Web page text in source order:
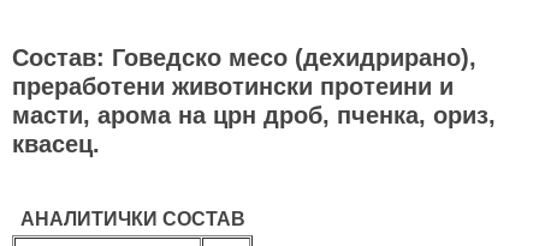
Состав: Говедско месо (дехидрирано),
преработени животински протеини и
масти, арома на црн дроб, пченка, ориз,
квасец.
АНАЛИТИЧКИ СОСТАВ